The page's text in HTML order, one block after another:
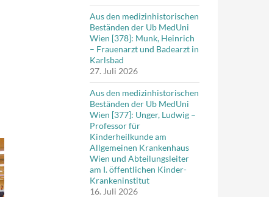
Aus den medizinhistorischen
Beständen der Ub MedUni
Wien [378]: Munk, Heinrich
– Frauenarzt und Badearzt in
Karlsbad
27. Juli 2026
Aus den medizinhistorischen
Beständen der Ub MedUni
Wien [377]: Unger, Ludwig –
Professor für
Kinderheilkunde am
Allgemeinen Krankenhaus
Wien und Abteilungsleiter
am I. öffentlichen Kinder-
Krankeninstitut
16. Juli 2026